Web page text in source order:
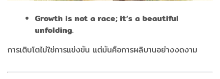
Growth is not a race; it’s a beautiful
unfolding.
การเติบโตไม่ใช่การแข่งขัน แต่มันคือการผลิบานอย่างงดงาม